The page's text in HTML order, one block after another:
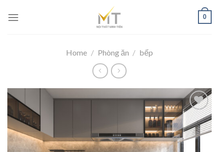
0
Home / Phòng ăn / bếp
Add to
wishlist